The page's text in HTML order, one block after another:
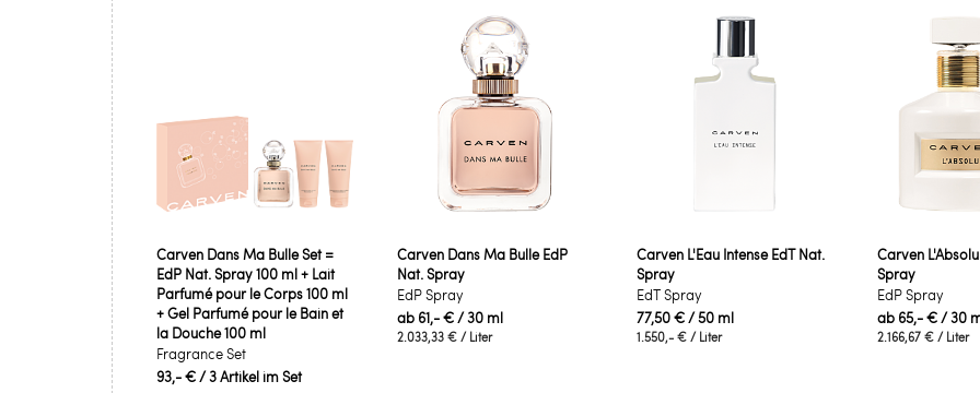
Carven Dans Ma Bulle Set =
EdP Nat. Spray 100 ml + Lait
Parfumé pour le Corps 100 ml
+ Gel Parfumé pour le Bain et
la Douche 100 ml
Fragrance Set
93,- €/ 3 Artikel im Set
Carven Dans Ma Bulle EdP
Nat. Spray
EdP Spray
ab 61,- €/ 30 ml
2.033,33 €/ Liter
Carven L'Eau Intense EdT Nat.
Spray
EdT Spray
77,50 €/ 50 ml
1.550,- € / Liter
Carven
Spray
EdP Spray
ab 65,- €/ 30
2.166,67 €/ Liter